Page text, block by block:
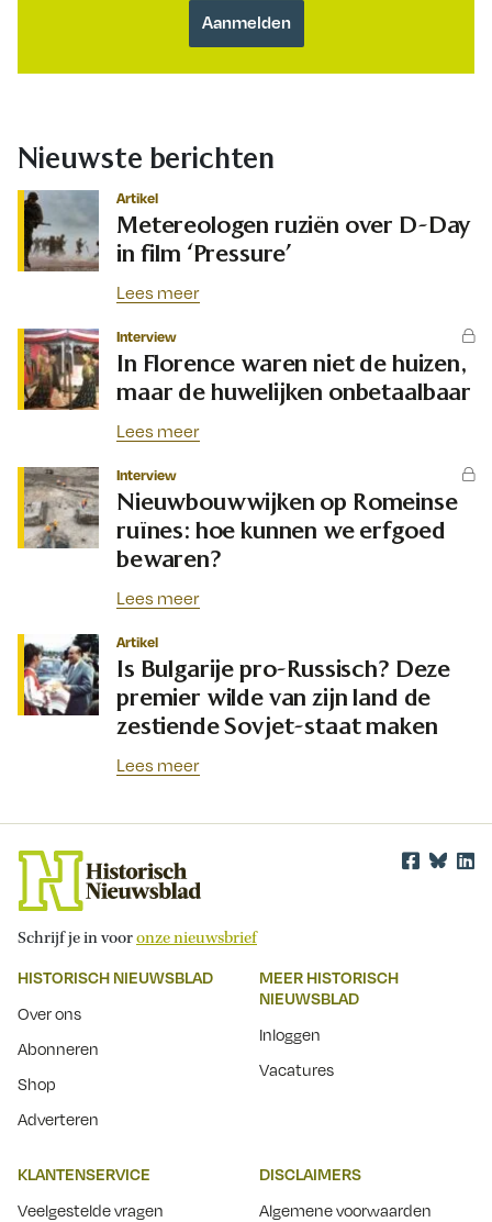
Nieuwste berichten
Artikel
Metereologen ruziën over D-Day
in film ‘Pressure’
Lees meer
Interview
In Florence waren niet de huizen,
maar de huwelijken onbetaalbaar
Lees meer
Interview
Nieuwbouwwijken op Romeinse
ruïnes: hoe kunnen we erfgoed
bewaren?
Lees meer
Artikel
Is Bulgarije pro-Russisch? Deze
premier wilde van zijn land de
zestiende Sovjet-staat maken
Lees meer
Schrijf je in vooronze nieuwsbrief
HISTORISCH NIEUWSBLAD
Over ons
Abonneren
Shop
Adverteren
MEER HISTORISCH
NIEUWSBLAD
Inloggen
Vacatures
KLANTENSERVICE
Veelgestelde vragen
DISCLAIMERS
Algemene voorwaarden